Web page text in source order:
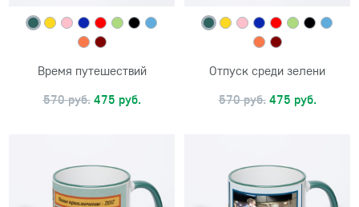
Время путешествий
570 руб. 475 руб.
Отпуск среди зелени
570 руб. 475 руб.